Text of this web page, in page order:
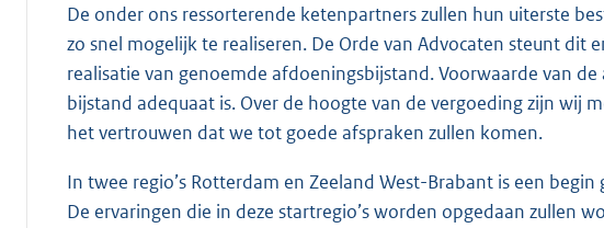
De onder ons ressorterende ketenpartners zullen hun uiterste
zo snel mogelijk te realiseren. De Orde van Advocaten steunt dit
realisatie van genoemde afdoeningsbijstand. Voorwaarde van
bijstand adequaat is. Over de hoogte van de vergoeding zijn wij
het vertrouwen dat we tot goede afspraken zullen komen.
In twee regio’s Rotterdam en Zeeland West-Brabant is een
De ervaringen die in deze startregio’s worden opgedaan zullen